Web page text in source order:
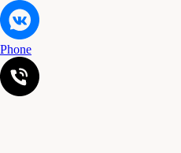
Phone